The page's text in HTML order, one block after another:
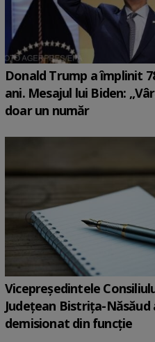
Donald Trump a împlinit
ani. Mesajul lui Biden:
doar un număr
Vicepreşedintele
Judeţean Bistriţa-Năsăud
demisionat din funcție